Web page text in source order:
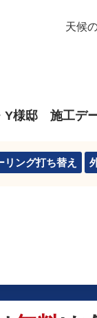
天候
Y様邸 施工デ
リング打ち替え